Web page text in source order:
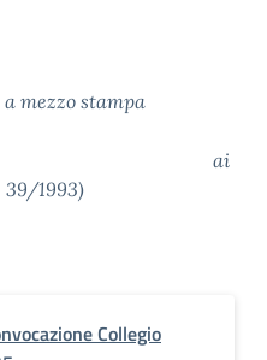
mezzo stampa
39/1993)
Collegio